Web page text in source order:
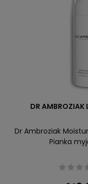
DR AMBROZIAK
Dr Ambroziak
Pianka